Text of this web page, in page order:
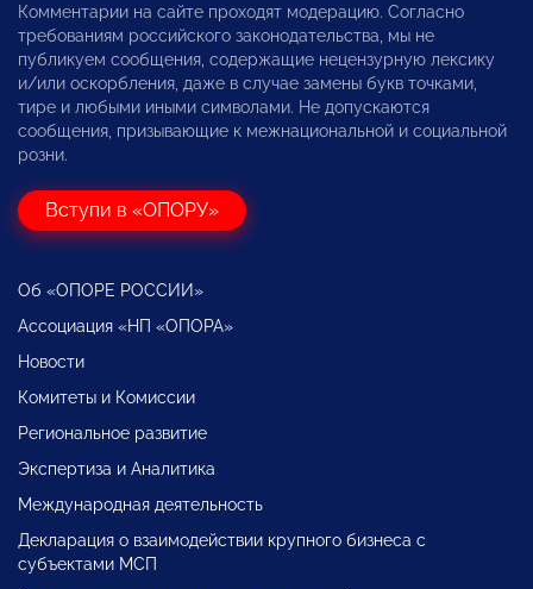
Комментарии на сайте проходят модерацию. Согласно
требованиям российского законодательства, мы не
публикуем сообщения, содержащие нецензурную лексику
и/или оскорбления, даже в случае замены букв точками,
тире и любыми иными символами. Не допускаются
сообщения, призывающие к межнациональной и социальной
розни.
Вступи в «ОПОРУ»
Об «ОПОРЕ РОССИИ»
Ассоциация «НП «ОПОРА»
Новости
Комитеты и Комиссии
Региональное развитие
Экспертиза и Аналитика
Международная деятельность
Декларация о взаимодействии крупного бизнеса с
субъектами МСП